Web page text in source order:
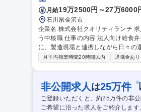
月給19万2500円～27万6000
石川県金沢市
企業名 株式会社クオリティランチ 求人名 第二新卒歓迎【金沢市／栄養士・管理栄養士】献立作成・品質管理を担
う中核職 仕事の内容 法人向け給食弁当や社員食堂、福祉施設向け食事等の献立作成・栄養計算・品質管理を中心
に、製造現場と連携しながら日々の
ュー設計、 衛生基準に沿ったチェック、食材管理など幅広い業務に携わりながら、安心して食べられる食事を提
発注・在庫管理/メニュー開発/製造
作成経験、品質管理や衛生基準の理解、
新卒歓迎【金沢市／栄養士・管理栄
月平均残業時間20時間以内 退職金あり
非公開求人 は25万件 ※
ご登録いただくと、約25万件の非
ご希望に沿った求人をご紹介します